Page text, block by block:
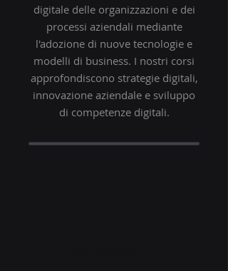
digitale delle organizzazioni e dei
processi aziendali mediante
l'adozione di nuove tecnologie e
modelli di business. I nostri corsi
approfondiscono strategie digitali,
innovazione aziendale e sviluppo
di competenze digitali.